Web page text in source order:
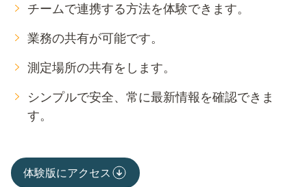
チームで連携する方法を体験できます。
業務の共有が可能です。
測定場所の共有をします。
シンプルで安全、常に最新情報を確認できま
す。
体験版にアクセス